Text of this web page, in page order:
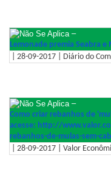
–
Lemonade premia Seabra
| 28-09-2017 | Diário do
–
Como criar rebanhos de
acesse: http://
rebanhos-de-mulas-sem-
| 28-09-2017 | Valor